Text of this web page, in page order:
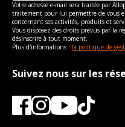
Votre adresse e-mail sera traitée par
traitement pour lui permettre de vous
concernant ses activités, produits et
Vous disposez des droits prévus par la
désinscrire à tout moment.
Plus d'informations : la politique de
Suivez nous sur les